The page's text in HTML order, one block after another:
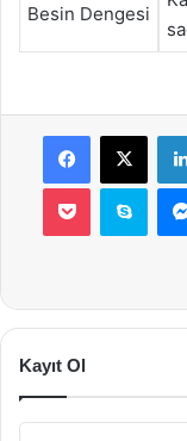
Besin Dengesi
Facebook
X
Pocket
Kayıt Ol